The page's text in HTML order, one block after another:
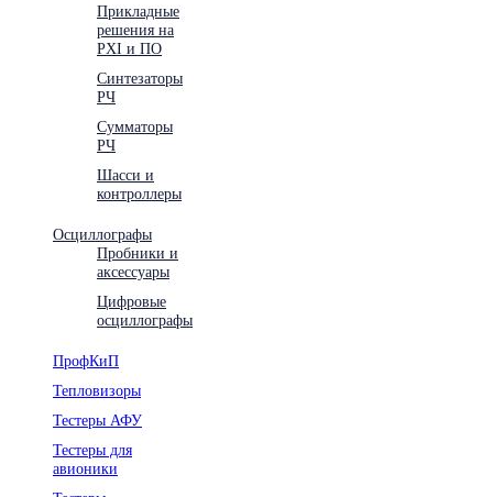
Прикладные
решения на
PXI и ПО
Синтезаторы
РЧ
Сумматоры
РЧ
Шасси и
контроллеры
Осциллографы
Пробники и
аксессуары
Цифровые
осциллографы
ПрофКиП
Тепловизоры
Тестеры АФУ
Тестеры для
авионики